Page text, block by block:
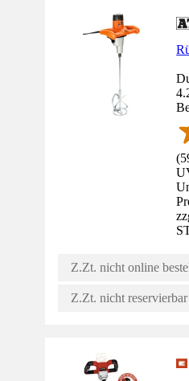
(
Z.Zt. nicht online
Z.Zt. nicht reservierbar